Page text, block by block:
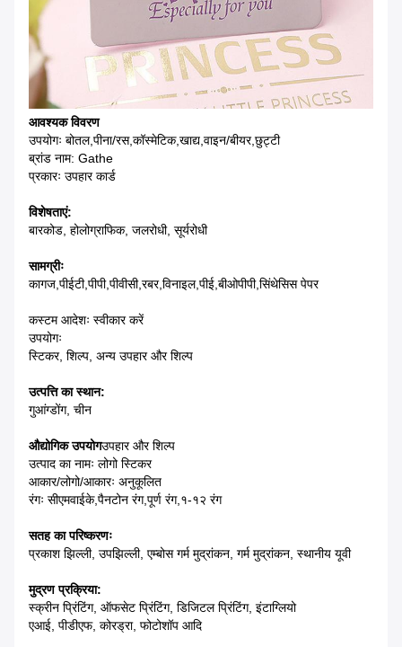
आवश्यक विवरण
उपयोगः बोतल,पीना/रस,कॉस्मेटिक,खाद्य,वाइन/बीयर,छुट्टी
ब्रांड नाम: Gathe
प्रकारः उपहार कार्ड
विशेषताएं:
बारकोड, होलोग्राफिक, जलरोधी, सूर्यरोधी
सामग्रीः
कागज,पीईटी,पीपी,पीवीसी,रबर,विनाइल,पीई,बीओपीपी,सिंथेसिस पेपर
कस्टम आदेशः स्वीकार करें
उपयोगः
स्टिकर, शिल्प, अन्य उपहार और शिल्प
उत्पत्ति का स्थान:
गुआंग्डोंग, चीन
औद्योगिक उपयोगउपहार और शिल्प
उत्पाद का नामः लोगो स्टिकर
आकार/लोगो/आकारः अनुकूलित
रंगः सीएमवाईके,पैनटोन रंग,पूर्ण रंग,१-१२ रंग
सतह का परिष्करणः
प्रकाश झिल्ली, उपझिल्ली, एम्बोस गर्म मुद्रांकन, गर्म मुद्रांकन, स्थानीय यूवी
मुद्रण प्रक्रिया:
स्क्रीन प्रिंटिंग, ऑफसेट प्रिंटिंग, डिजिटल प्रिंटिंग, इंटाग्लियो
एआई, पीडीएफ, कोरड्रा, फोटोशॉप आदि